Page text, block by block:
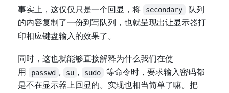
事实上，这仅仅只是一个回显，将 secondary
队列
的内容复制了一份到写队列，也就呈现出让显示器打
印相应键盘输入的效果了。
同时，这也就能够直接解释为什么我们在使
用
passwd , su , sudo
等命令时，要求输入密码都
是不在显示器上回显的。实现也相当简单了嘛。把